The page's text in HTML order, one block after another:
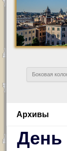
Боковая
Архивы
День